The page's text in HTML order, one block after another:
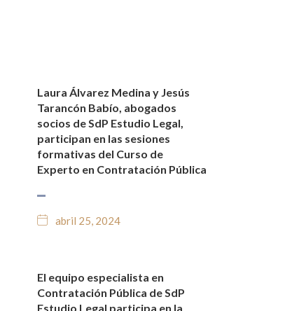
NOTICIAS Y BLOG JURÍDICO
Laura Álvarez Medina y Jesús
Tarancón Babío, abogados
socios de SdP Estudio Legal,
participan en las sesiones
formativas del Curso de
Experto en Contratación Pública
abril 25, 2024
NOTICIAS Y BLOG JURÍDICO
El equipo especialista en
Contratación Pública de SdP
Estudio Legal participa en la